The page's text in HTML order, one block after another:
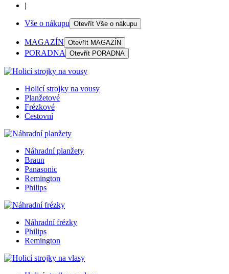
|
Vše o nákupu Otevřít Vše o nákupu
MAGAZÍN Otevřít MAGAZÍN
PORADNA Otevřít PORADNA
Holicí strojky na vousy
Planžetové
Frézkové
Cestovní
Náhradní planžety
Braun
Panasonic
Remington
Philips
Náhradní frézky
Philips
Remington